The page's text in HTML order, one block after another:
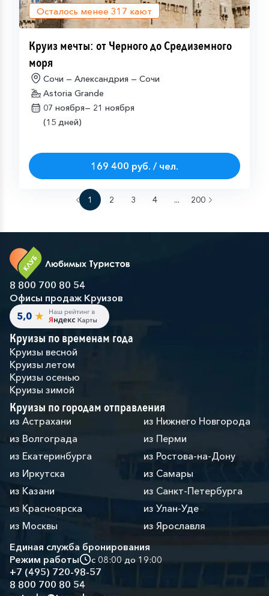
Осталось менее 317 кают
Круиз мечты: от Черного до Средиземного
моря
Сочи — Александрия — Сочи
Astoria Grande
07 ноября— 21 ноября
(15 дней)
169 400 руб. / чел.
1 2 3 4 ... 200
8 800 700 80 54
Офисы продаж Круизов
Круизы по временам года
Круизы весной
Круизы летом
Круизы осенью
Круизы зимой
Круизы по городам отправления
из Астрахани
из Волгограда
из Екатеринбурга
из Иркутска
из Казани
из Красноярска
из Москвы
из Нижнего Новгорода
из Перми
из Ростова-на-Дону
из Самары
из Санкт-Петербурга
из Улан-Уде
из Ярославля
Единая служба бронирования
Режим работы
с 08:00 до 19:00
+7 (495) 720-98-57
8 800 700 80 54